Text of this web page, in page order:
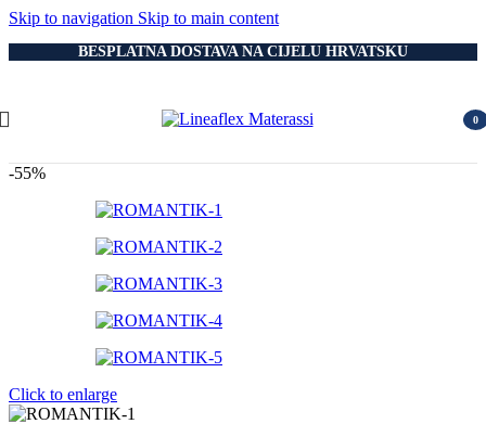
Skip to navigation Skip to main content
BESPLATNA DOSTAVA NA CIJELU HRVATSKU
0
-55%
Click to enlarge